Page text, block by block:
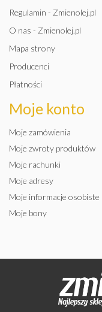
Regulamin - Zmienolej.pl
O nas - Zmienolej.pl
Mapa strony
Producenci
Płatności
Moje konto
Moje zamówienia
Moje zwroty produktów
Moje rachunki
Moje adresy
Moje informacje osobiste
Moje bony